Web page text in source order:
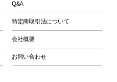
Q&A
特定商取引法について
会社概要
お問い合わせ